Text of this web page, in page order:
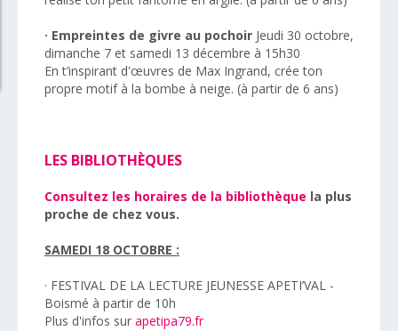
· Empreintes de givre au pochoir Jeudi 30 octobre,
dimanche 7 et samedi 13 décembre à 15h30
En t’inspirant d'œuvres de Max Ingrand, crée ton
propre motif à la bombe à neige. (à partir de 6 ans)
LES BIBLIOTHÈQUES
Consultez les horaires de la bibliothèque la plus
proche de chez vous.
SAMEDI 18 OCTOBRE :
· FESTIVAL DE LA LECTURE JEUNESSE APETI’VAL -
Boismé à partir de 10h
Plus d'infos sur apetipa79.fr